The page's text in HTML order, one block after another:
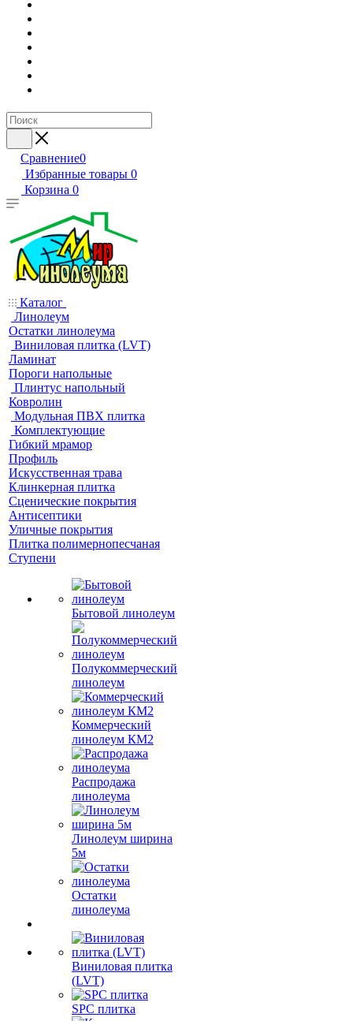
Сравнение0
Избранные товары 0
Корзина 0
Каталог
Линолеум
Остатки линолеума
Виниловая плитка (LVT)
Ламинат
Пороги напольные
Плинтус напольный
Ковролин
Модульная ПВХ плитка
Комплектующие
Гибкий мрамор
Профиль
Искусственная трава
Клинкерная плитка
Сценические покрытия
Антисептики
Уличные покрытия
Плитка полимернопесчаная
Ступени
Бытовой линолеум
Полукоммерческий
линолеум
Коммерческий
линолеум КМ2
Распродажа
линолеума
Линолеум ширина
5м
Остатки
линолеума
Виниловая плитка
(LVT)
SPC плитка